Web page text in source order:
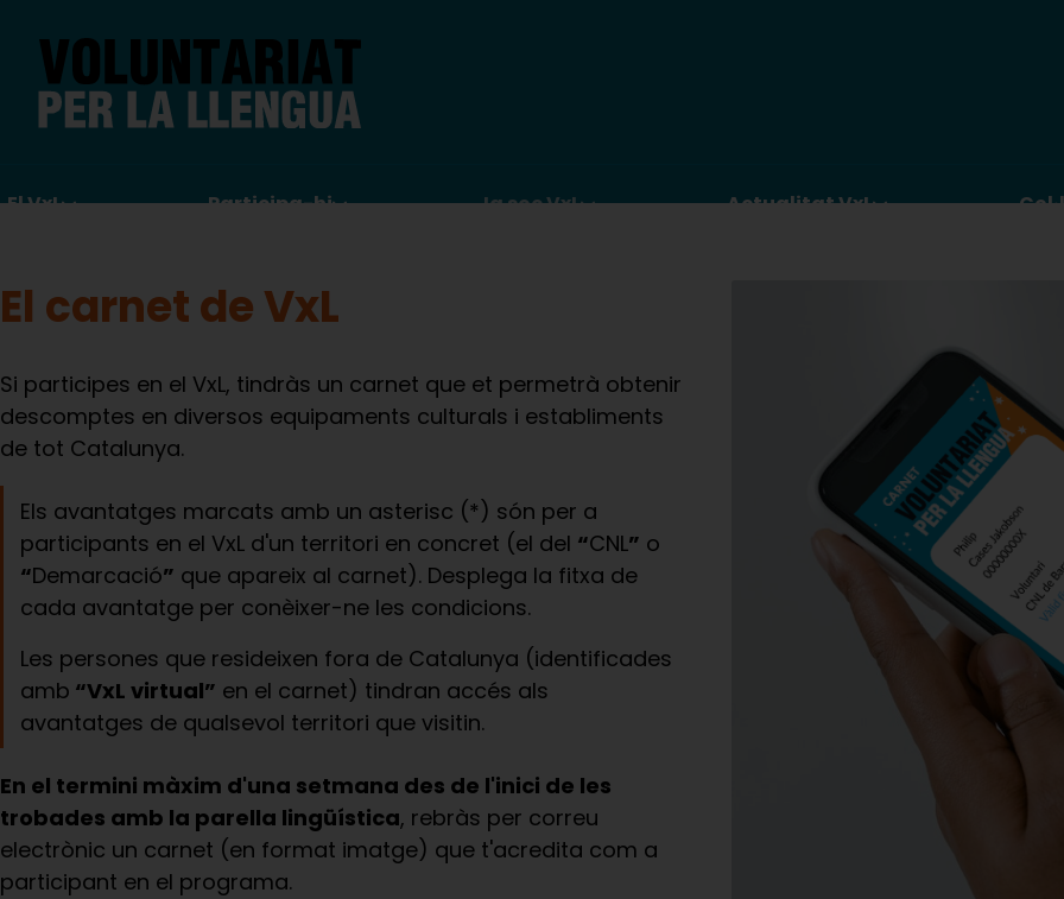
contingut
Navegació
El VxL Participa-hi Ja soc VxL Actualitat VxL
El carnet de VxL
Si participes en el VxL, tindràs un carnet que et permetrà obtenir
descomptes en diversos equipaments culturals i establiments
de tot Catalunya.
Els avantatges marcats amb un asterisc (*) són per a
participants en el VxL d'un territori en concret (el del “CNL” o
“Demarcació” que apareix al carnet). Desplega la fitxa de
cada avantatge per conèixer-ne les condicions.
Les persones que resideixen fora de Catalunya (identificades
amb “VxL virtual” en el carnet) tindran accés als
avantatges de qualsevol territori que visitin.
En el termini màxim d'una setmana des de l'inici de les
trobades amb la parella lingüística, rebràs per correu
electrònic un carnet (en format imatge) que t'acredita com a
participant en el programa.